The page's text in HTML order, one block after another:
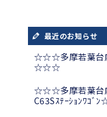
最近のお知らせ
☆☆☆多摩若葉台
☆☆☆
☆☆☆多摩若葉台
C63Sｽﾃｰｼｮﾝﾜｺ